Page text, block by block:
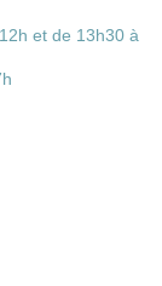
et de 13h30 à